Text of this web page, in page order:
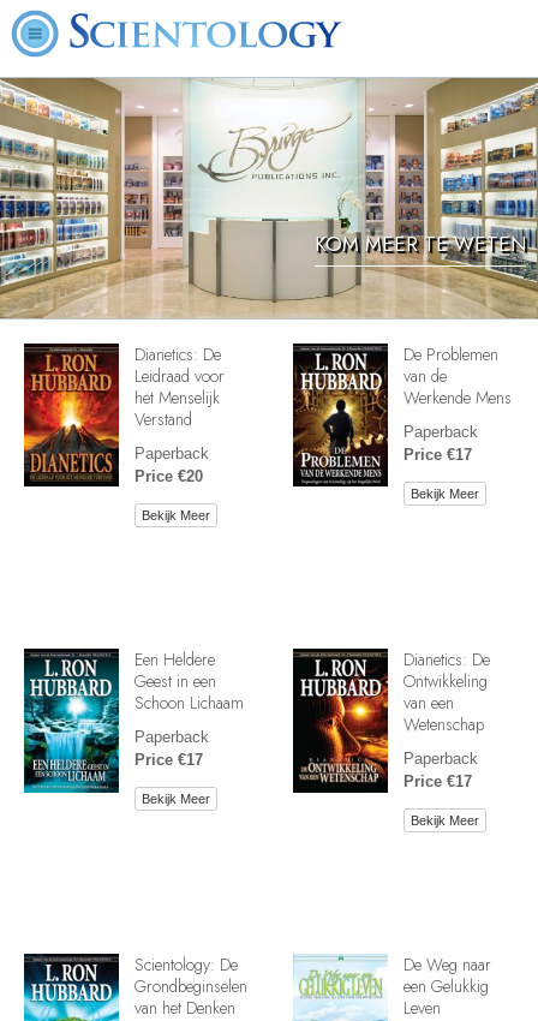
KOM MEER TE WETEN
Dianetics: De
Leidraad voor
het Menselijk
Verstand
Paperback
Price €20
Bekijk Meer
De Problemen
van de
Werkende Mens
Paperback
Price €17
Bekijk Meer
Een Heldere
Geest in een
Schoon Lichaam
Paperback
Price €17
Bekijk Meer
Dianetics: De
Ontwikkeling
van een
Wetenschap
Paperback
Price €17
Bekijk Meer
Scientology: De
Grondbeginselen
van het Denken
De Weg naar
een Gelukkig
Leven